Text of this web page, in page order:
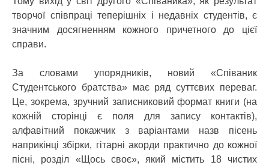
творчої співпраці теперішніх і недавніх студентів, є
значним досягненням кожного причетного до цієї
справи.
За словами упорядників, новий «Співаник
Студентського братства» має ряд суттєвих переваг.
Це, зокрема, зручний записниковий формат книги (на
кожній сторінці є поля для запису контактів),
алфавітний покажчик з варіантами назв пісень
наприкінці збірки, гітарні акорди практично до кожної
пісні, розділ «Щось своє», який містить 18 чистих